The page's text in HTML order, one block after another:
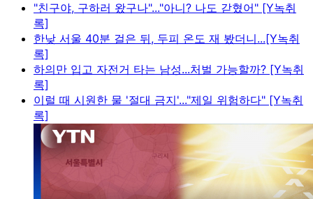
"친구야, 구하러 왔구나"..."아니? 나도 갇혔어" [Y녹취
록]
한낮 서울 40분 걸은 뒤, 두피 온도 재 봤더니...[Y녹취
록]
하의만 입고 자전거 타는 남성...처벌 가능할까? [Y녹취
록]
이럴 때 시원한 물 '절대 금지'..."제일 위험하다" [Y녹취
록]